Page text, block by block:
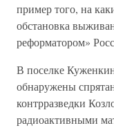
пример того, на
обстановка
реформатором»
В поселке
обнаружены
контрразведки
радиоактивными